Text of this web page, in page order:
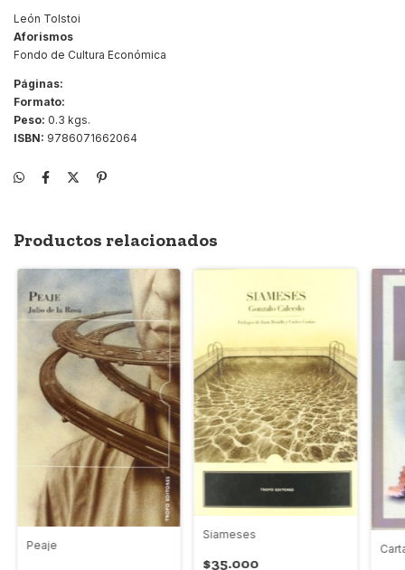
León Tolstoi
Aforismos
Fondo de Cultura Económica
Páginas:
Formato:
Peso: 0.3 kgs.
ISBN: 9786071662064
Productos relacionados
Peaje
Siameses
$35.000